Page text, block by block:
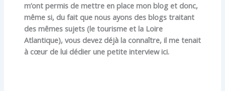
m’ont permis de mettre en place mon blog et donc,
même si, du fait que nous ayons des blogs traitant
des mêmes sujets (le tourisme et la Loire
Atlantique), vous devez déjà la connaître, il me tenait
à cœur de lui dédier une petite interview ici.